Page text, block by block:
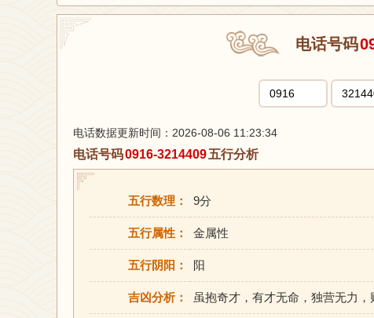
电话号码
电话数据更新时间：2026-08-06 11:23:34
电话号码0916-3214409五行分析
五行数理： 9分
五行属性： 金属性
五行阴阳： 阳
吉凶分析： 虽抱奇才，有才无命，独营无力，